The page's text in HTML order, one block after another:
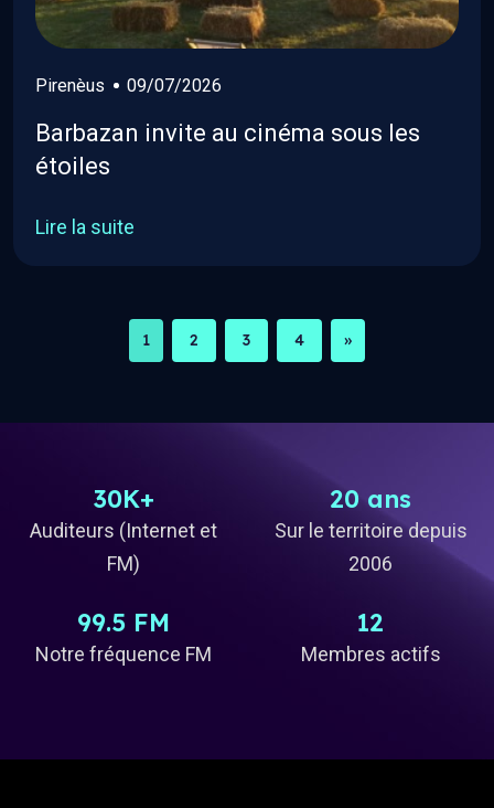
Pirenèus 09/07/2026
Barbazan invite au cinéma sous les
étoiles
Lire la suite
1 2 3 4 »
30K+
Auditeurs (Internet et
FM)
20 ans
Sur le territoire depuis
2006
99.5 FM
Notre fréquence FM
12
Membres actifs